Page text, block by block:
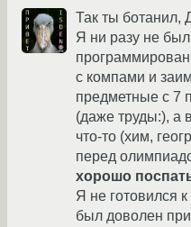
Так ты ботанил,
Я ни разу не
с компами и
предметные с 7
(даже труды:), а
что-то (хим,
перед
хорошо
Я не готовился
был доволен